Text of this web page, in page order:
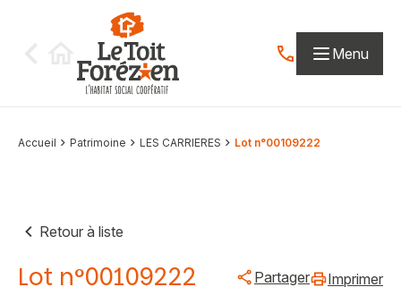
Contactez-nous
Menu
Accueil Patrimoine LES CARRIERES Lot n°00109222
Retour à liste
Lot n°00109222 Partager Imprimer